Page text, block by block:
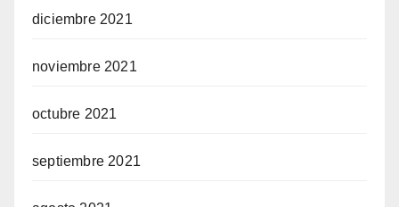
diciembre 2021
noviembre 2021
octubre 2021
septiembre 2021